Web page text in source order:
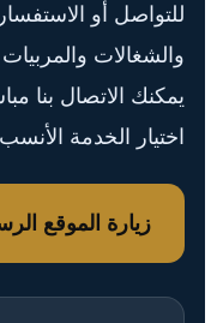
للتواصل أو
والشغالات
يمكنك الاتصال بنا
اختيار الخدمة
زيارة الموقع